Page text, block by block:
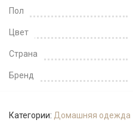
Пол
Цвет
Страна
Бренд
Категории: Домашняя одежда